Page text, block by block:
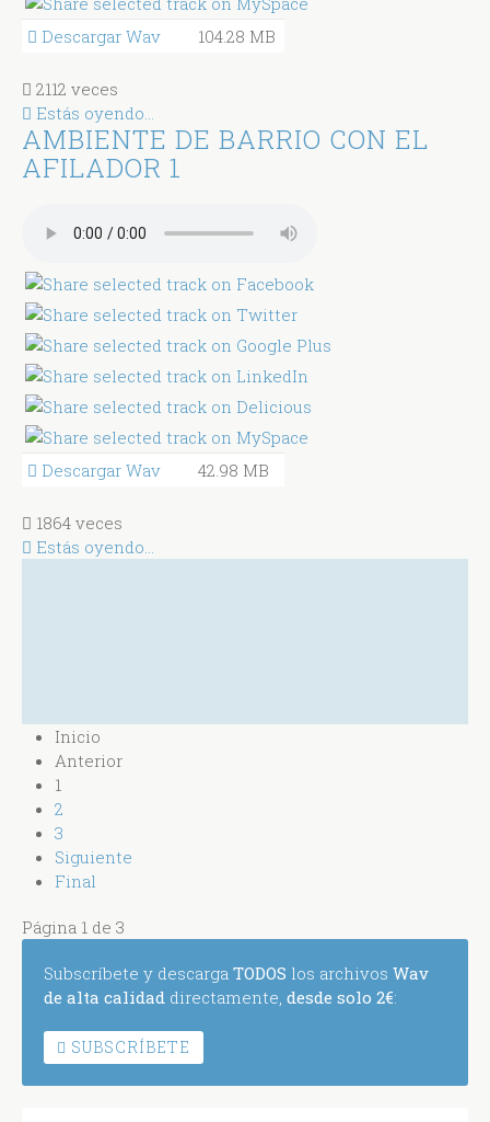
Descargar Wav 104.28 MB
2112 veces
Estás oyendo...
AMBIENTE DE BARRIO CON EL
AFILADOR 1
Descargar Wav 42.98 MB
1864 veces
Estás oyendo...
Inicio
Anterior
1
2
3
Siguiente
Final
Página 1 de 3
Subscríbete y descarga TODOS los archivos Wav
de alta calidad directamente, desde solo 2€:
SUBSCRÍBETE